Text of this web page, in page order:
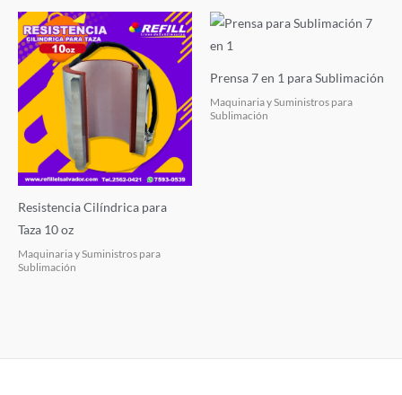
Resistencia Cilíndrica para
Taza 10 oz
Maquinaria y Suministros para
Sublimación
Prensa 7 en 1 para Sublimación
Maquinaria y Suministros para
Sublimación